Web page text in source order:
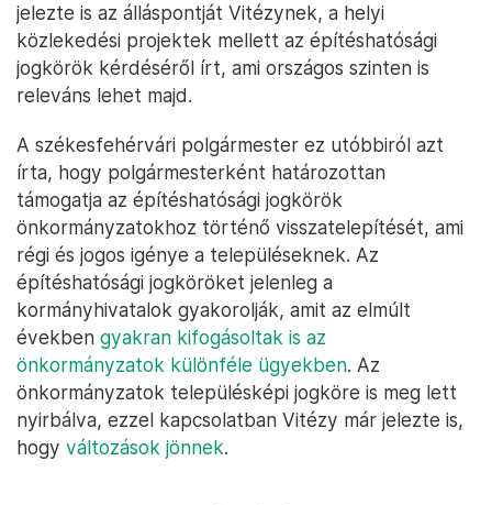
jelezte is az álláspontját Vitézynek, a helyi
közlekedési projektek mellett az építéshatósági
jogkörök kérdéséről írt, ami országos szinten is
releváns lehet majd.
A székesfehérvári polgármester ez utóbbiról azt
írta, hogy polgármesterként határozottan
támogatja az építéshatósági jogkörök
önkormányzatokhoz történő visszatelepítését, ami
régi és jogos igénye a településeknek. Az
építéshatósági jogköröket jelenleg a
kormányhivatalok gyakorolják, amit az elmúlt
években gyakran kifogásoltak is az
önkormányzatok különféle ügyekben. Az
önkormányzatok településképi jogköre is meg lett
nyirbálva, ezzel kapcsolatban Vitézy már jelezte is,
hogy változások jönnek.